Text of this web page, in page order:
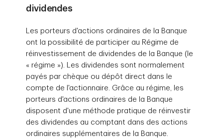
dividendes
Les porteurs d'actions ordinaires de la Banque
ont la possibilité de participer au Régime de
réinvestissement de dividendes de la Banque (le
« régime »). Les dividendes sont normalement
payés par chèque ou dépôt direct dans le
compte de l'actionnaire. Grâce au régime, les
porteurs d'actions ordinaires de la Banque
disposent d'une méthode pratique de réinvestir
des dividendes au comptant dans des actions
ordinaires supplémentaires de la Banque.